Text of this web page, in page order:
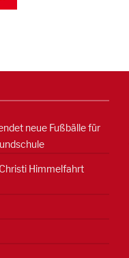
neue Fußbälle für
Himmelfahrt